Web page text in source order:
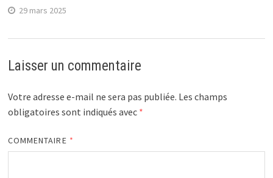
29 mars 2025
Laisser un commentaire
Votre adresse e-mail ne sera pas publiée. Les champs
obligatoires sont indiqués avec *
COMMENTAIRE *